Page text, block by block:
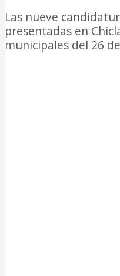
Las nueve
presentadas en
municipales del 26